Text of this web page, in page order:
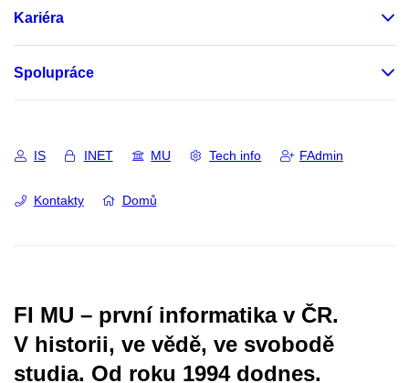
Kariéra
Spolupráce
IS INET MU Tech info FAdmin
Kontakty Domů
FI MU – první informatika v ČR.
V historii, ve vědě, ve svobodě
studia. Od roku 1994 dodnes.